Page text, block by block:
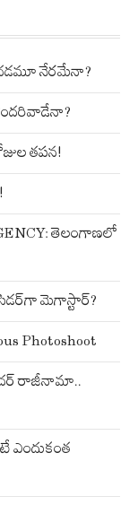
నేరమేనా?
తపన!
తెలంగాణలో
మెగాస్టార్?
Photoshoot
రాజీనామా..
ఎందుకంత